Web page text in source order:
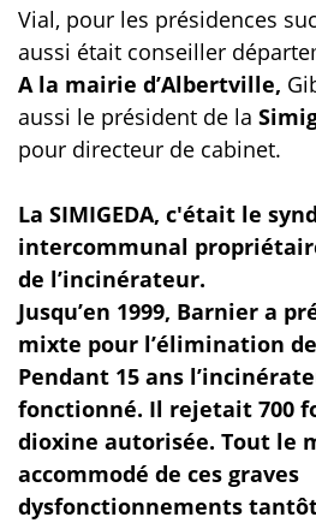
Vial, pour les présidences
aussi était conseiller
A la mairie d’Albertville,
aussi le président de la
pour directeur de cabinet.
La SIMIGEDA, c'était le
intercommunal
de l’incinérateur.
Jusqu’en 1999, Barnier a
mixte pour l’élimination
Pendant 15 ans
fonctionné. Il rejetait 700
dioxine autorisée. Tout le
accommodé de ces graves
dysfonctionnements